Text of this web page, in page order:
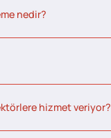
nedir?
hizmet veriyor?